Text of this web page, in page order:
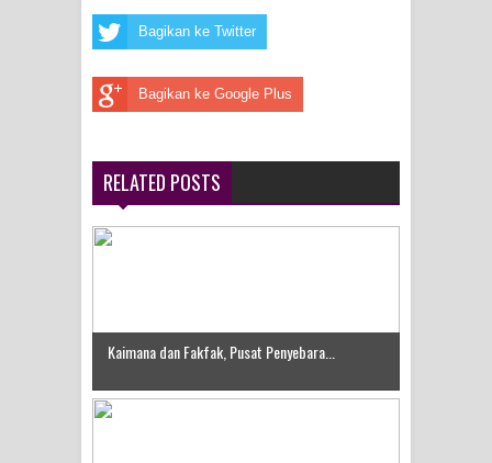
Bagikan ke Twitter
Bagikan ke Google Plus
RELATED POSTS
Kaimana dan Fakfak, Pusat Penyebara...